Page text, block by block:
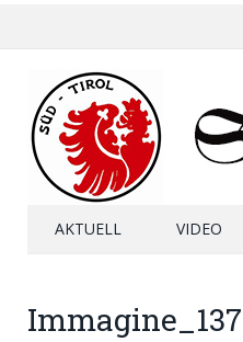
AKTUELL VIDEO